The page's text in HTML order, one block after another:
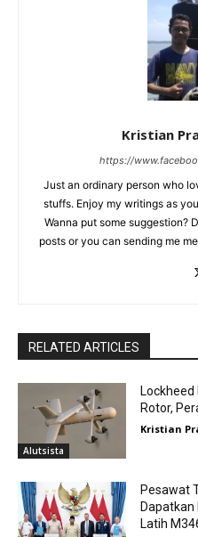
Kristian
https://
Just an ordinary person who
stuffs. Enjoy my writings as
Wanna put some suggestion?
posts or you can sending me
RELATED ARTICLES
Alutsista
Rotor,
Kristian
Pesawat
Latih